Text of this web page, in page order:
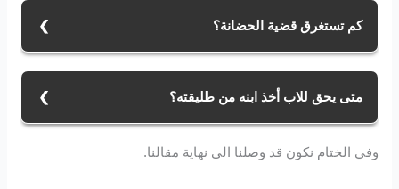
للجهة المختصة من خلال موقع وزارة العدل الإلكتروني
الرسمي. وبعدها عليك كتابة كافة البيانات في صحيفة
الدعوى الإلكترونية، ومن ثم التوجه لمحكمة الأحوال للفصل
في النزاع.
كم تستغرق قضية الحضانة؟
الحضانة 3 جلسات في المحكمة.
متى يحق للاب أخذ ابنه من طليقته؟
وفي الختام نكون قد وصلنا الى نهاية مقالنا.